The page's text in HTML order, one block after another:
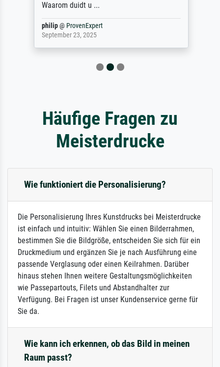
Waarom duidt u ...
philip@ ProvenExpert
September 23, 2025
Häufige Fragen zu
Meisterdrucke
Wie funktioniert die Personalisierung?
Die Personalisierung Ihres Kunstdrucks bei Meisterdrucke
ist einfach und intuitiv: Wählen Sie einen Bilderrahmen,
bestimmen Sie die Bildgröße, entscheiden Sie sich für ein
Druckmedium und ergänzen Sie je nach Ausführung eine
passende Verglasung oder einen Keilrahmen. Darüber
hinaus stehen Ihnen weitere Gestaltungsmöglichkeiten
wie Passepartouts, Filets und Abstandhalter zur
Verfügung. Bei Fragen ist unser Kundenservice gerne für
Sie da.
Wie kann ich erkennen, ob das Bild in meinen
Raum passt?